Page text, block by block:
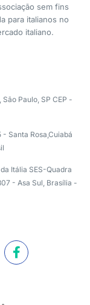
sem fins
para italianos no
italiano.
Paulo, SP CEP -
Santa Rosa,Cuiabá
Itália SES-Quadra
- Asa Sul, Brasília -